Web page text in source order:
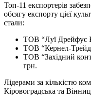
Топ-11 експортерів
обсягу експорту цієї
стали:
ТОВ “Луї Дрейфус
ТОВ “Кернел-
ТОВ “Західний
грн.
Лідерами за кількістю
Кіровоградська та